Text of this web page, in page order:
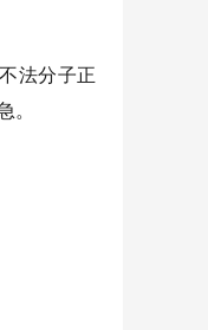
法分子正
。